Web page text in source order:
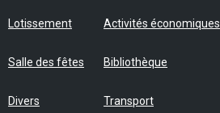
Lotissement Activités économiques
Salle des fêtes Bibliothèque
Divers Transport